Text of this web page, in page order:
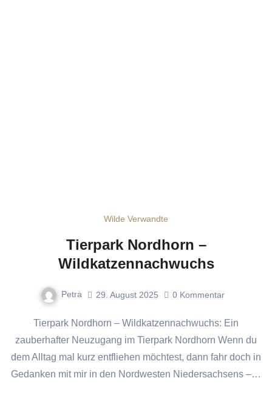
Wilde Verwandte
Tierpark Nordhorn –
Wildkatzennachwuchs
Petra 29. August 2025 0 Kommentar
Tierpark Nordhorn – Wildkatzennachwuchs: Ein
zauberhafter Neuzugang im Tierpark Nordhorn Wenn du
dem Alltag mal kurz entfliehen möchtest, dann fahr doch in
Gedanken mit mir in den Nordwesten Niedersachsens –…